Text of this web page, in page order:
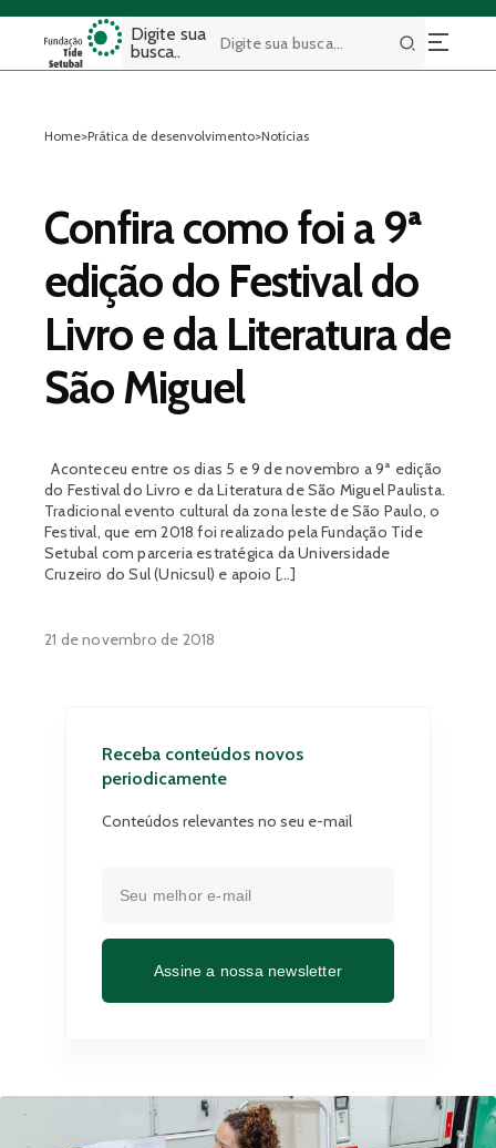
Digite sua
busca..
Buscar
Home>Prática de desenvolvimento>Notícias
Confira como foi a 9ª
edição do Festival do
Livro e da Literatura de
São Miguel
Aconteceu entre os dias 5 e 9 de novembro a 9ª edição
do Festival do Livro e da Literatura de São Miguel Paulista.
Tradicional evento cultural da zona leste de São Paulo, o
Festival, que em 2018 foi realizado pela Fundação Tide
Setubal com parceria estratégica da Universidade
Cruzeiro do Sul (Unicsul) e apoio […]
21 de novembro de 2018
Receba conteúdos novos
periodicamente
Conteúdos relevantes no seu e-mail
Assine a nossa newsletter